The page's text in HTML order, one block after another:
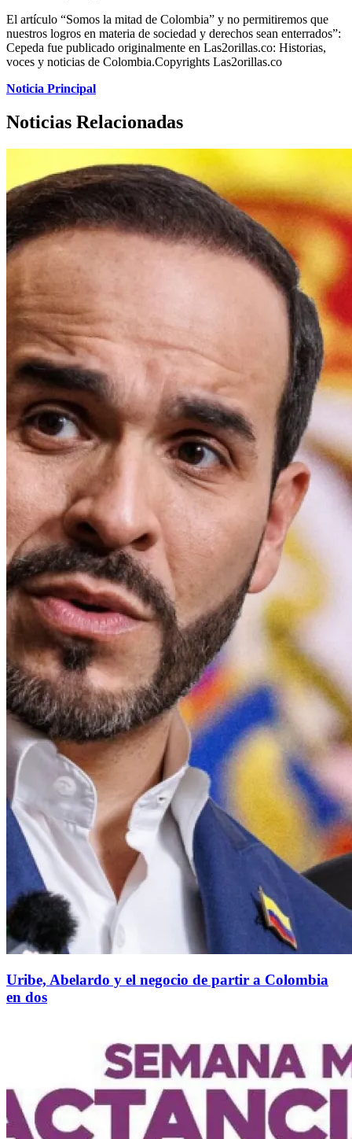
El artículo “Somos la mitad de Colombia” y no permitiremos que
nuestros logros en materia de sociedad y derechos sean enterrados”:
Cepeda fue publicado originalmente en Las2orillas.co: Historias,
voces y noticias de Colombia.Copyrights Las2orillas.co
Noticia Principal
Noticias Relacionadas
Uribe, Abelardo y el negocio de partir a Colombia
en dos